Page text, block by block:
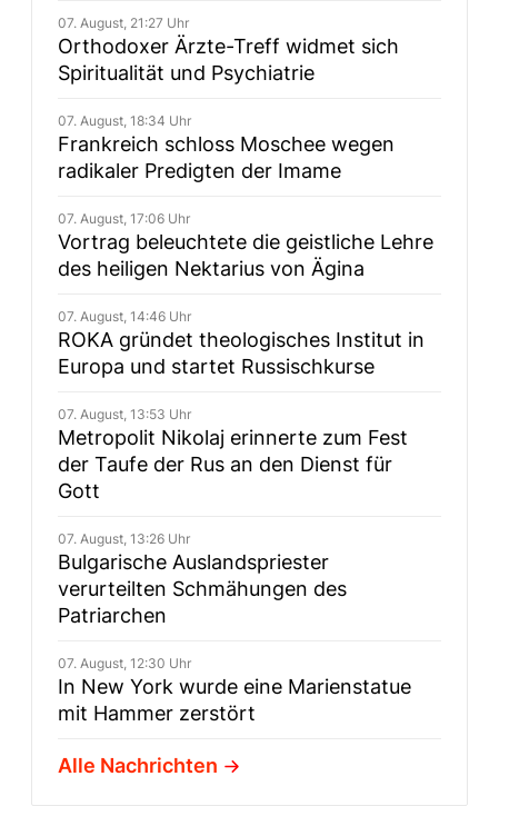
07. August, 21:27 Uhr
Orthodoxer Ärzte-Treff widmet sich
Spiritualität und Psychiatrie
07. August, 18:34 Uhr
Frankreich schloss Moschee wegen
radikaler Predigten der Imame
07. August, 17:06 Uhr
Vortrag beleuchtete die geistliche Lehre
des heiligen Nektarius von Ägina
07. August, 14:46 Uhr
ROKA gründet theologisches Institut in
Europa und startet Russischkurse
07. August, 13:53 Uhr
Metropolit Nikolaj erinnerte zum Fest
der Taufe der Rus an den Dienst für
Gott
07. August, 13:26 Uhr
Bulgarische Auslandspriester
verurteilten Schmähungen des
Patriarchen
07. August, 12:30 Uhr
In New York wurde eine Marienstatue
mit Hammer zerstört
Alle Nachrichten